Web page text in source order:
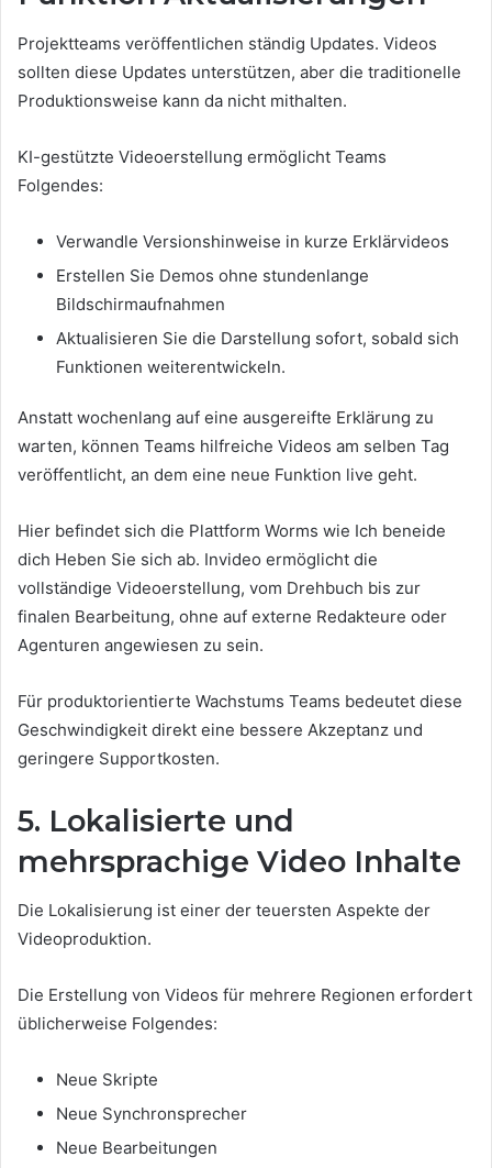
Projektteams veröffentlichen ständig Updates. Videos
sollten diese Updates unterstützen, aber die traditionelle
Produktionsweise kann da nicht mithalten.
KI-gestützte Videoerstellung ermöglicht Teams
Folgendes:
Verwandle Versionshinweise in kurze Erklärvideos
Erstellen Sie Demos ohne stundenlange
Bildschirmaufnahmen
Aktualisieren Sie die Darstellung sofort, sobald sich
Funktionen weiterentwickeln.
Anstatt wochenlang auf eine ausgereifte Erklärung zu
warten, können Teams hilfreiche Videos am selben Tag
veröffentlicht, an dem eine neue Funktion live geht.
Hier befindet sich die Plattform Worms wie Ich beneide
dich Heben Sie sich ab. Invideo ermöglicht die
vollständige Videoerstellung, vom Drehbuch bis zur
finalen Bearbeitung, ohne auf externe Redakteure oder
Agenturen angewiesen zu sein.
Für produktorientierte Wachstums Teams bedeutet diese
Geschwindigkeit direkt eine bessere Akzeptanz und
geringere Supportkosten.
5. Lokalisierte und
mehrsprachige Video Inhalte
Die Lokalisierung ist einer der teuersten Aspekte der
Videoproduktion.
Die Erstellung von Videos für mehrere Regionen erfordert
üblicherweise Folgendes:
Neue Skripte
Neue Synchronsprecher
Neue Bearbeitungen